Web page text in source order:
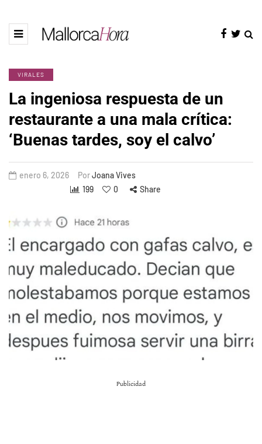
VIRALES
La ingeniosa respuesta de un
restaurante a una mala crítica:
‘Buenas tardes, soy el calvo’
enero 6, 2026 PorJoana Vives
199
0 Share
Publicidad